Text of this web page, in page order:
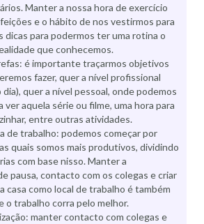
Manter a nossa hora de exercício
e o hábito de nos vestirmos para
dicas para podermos ter uma rotina o
que conhecemos.
é importante traçarmos objetivos
fazer, quer a nível profissional
quer a nível pessoal, onde podemos
ver aquela série ou filme, uma hora para
entre outras atividades.
de trabalho: podemos começar por
quais somos mais produtivos, dividindo
com base nisso. Manter a
pausa, contacto com os colegas e criar
casa como local de trabalho é também
o trabalho corra pelo melhor.
manter contacto com colegas e